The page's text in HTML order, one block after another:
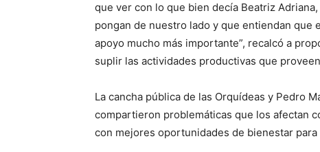
que ver con lo que bien decía Beatriz
pongan de nuestro lado y que entiendan
apoyo mucho más importante”, recalcó a
suplir las actividades productivas que
La cancha pública de las Orquídeas y Pedro
compartieron problemáticas que los afectan
con mejores oportunidades de bienestar para